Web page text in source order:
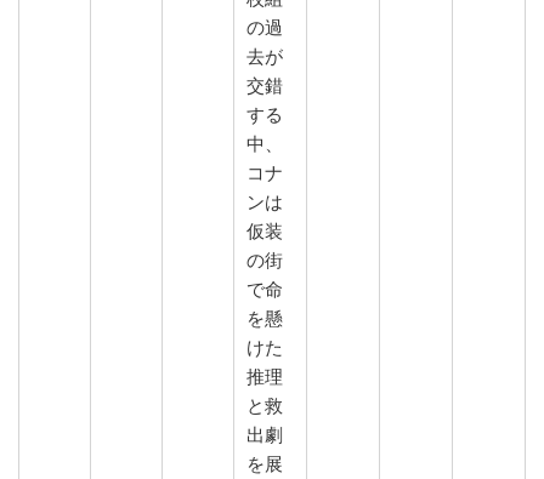
の過
去が
交錯
する
中、
コナ
ンは
仮装
の街
で命
を懸
けた
推理
と救
出劇
を展